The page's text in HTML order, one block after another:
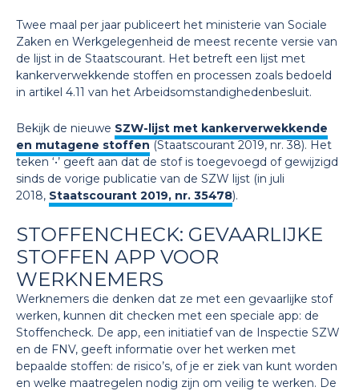
Twee maal per jaar publiceert het ministerie van Sociale
Zaken en Werkgelegenheid de meest recente versie van
de lijst in de Staatscourant. Het betreft een lijst met
kankerverwekkende stoffen en processen zoals bedoeld
in artikel 4.11 van het Arbeidsomstandighedenbesluit.
Bekijk de nieuwe SZW-lijst met kankerverwekkende
en mutagene stoffen (Staatscourant 2019, nr. 38). Het
teken ‘•’ geeft aan dat de stof is toegevoegd of gewijzigd
sinds de vorige publicatie van de SZW lijst (in juli
2018, Staatscourant 2019, nr. 35478).
STOFFENCHECK: GEVAARLIJKE
STOFFEN APP VOOR
WERKNEMERS
Werknemers die denken dat ze met een gevaarlijke stof
werken, kunnen dit checken met een speciale app: de
Stoffencheck. De app, een initiatief van de Inspectie SZW
en de FNV, geeft informatie over het werken met
bepaalde stoffen: de risico’s, of je er ziek van kunt worden
en welke maatregelen nodig zijn om veilig te werken. De